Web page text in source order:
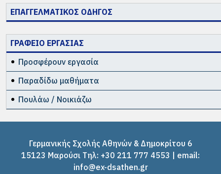
ΕΠΑΓΓΕΛΜΑΤΙΚΟΣ ΟΔΗΓΟΣ
ΓΡΑΦΕΙΟ ΕΡΓΑΣΙΑΣ
Προσφέρουν εργασία
Παραδίδω μαθήματα
Πουλάω / Νοικιάζω
Γερμανικής Σχολής Αθηνών & Δημοκρίτου 6
15123 Μαρούσι Tηλ: +30 211 777 4553 | email:
info@ex-dsathen.gr